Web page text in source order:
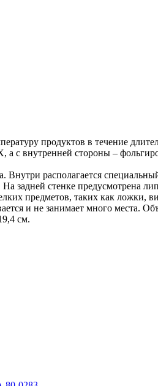
продуктов в течение
с внутренней стороны –
располагается
задней стенке предусмотрена
предметов, таких как ложки,
и не занимает много места.
см.